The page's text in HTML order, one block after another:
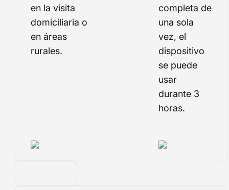
en la visita
domiciliaria o
en áreas
rurales.
completa de
una sola
vez, el
dispositivo
se puede
usar
durante 3
horas.